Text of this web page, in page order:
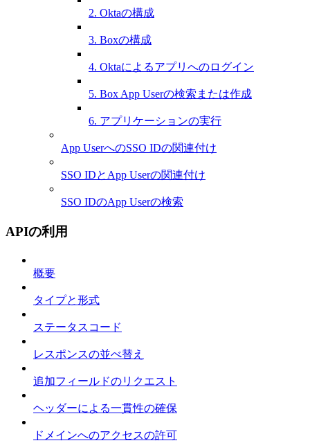
2. Oktaの構成
3. Boxの構成
4. Oktaによるアプリへのログイン
5. Box App Userの検索または作成
6. アプリケーションの実行
App UserへのSSO IDの関連付け
SSO IDとApp Userの関連付け
SSO IDのApp Userの検索
APIの利用
概要
タイプと形式
ステータスコード
レスポンスの並べ替え
追加フィールドのリクエスト
ヘッダーによる一貫性の確保
ドメインへのアクセスの許可